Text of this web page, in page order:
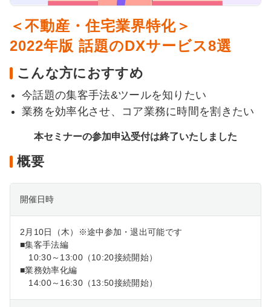
＜不動産・住宅業界特化＞
2022年版 話題のDXサービス8選
こんな方におすすめ
今話題の集客手法&ツールを知りたい
業務を効率化させ、コア業務に時間を割きたい
本セミナーの参加申込受付は終了いたしました
概要
開催日時
2月10日（木）※途中参加・退出可能です
■集客手法編
10:30～13:00（10:20接続開始）
■業務効率化編
14:00～16:30（13:50接続開始）